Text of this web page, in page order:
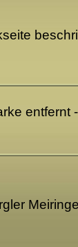
entfernt